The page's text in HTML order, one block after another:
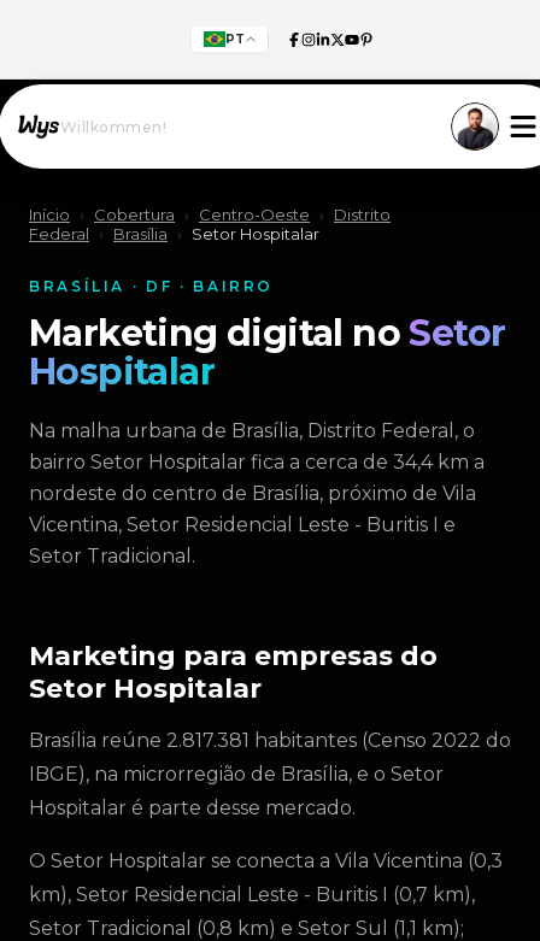
PT
Willkommen!
Início › Cobertura › Centro-Oeste ›
Distrito
Federal
› Brasília › Setor Hospitalar
BRASÍLIA · DF · BAIRRO
Marketing digital noSetor
Hospitalar
Na malha urbana de Brasília, Distrito Federal, o
bairro Setor Hospitalar fica a cerca de 34,4 km a
nordeste do centro de Brasília, próximo de Vila
Vicentina, Setor Residencial Leste - Buritis I e
Setor Tradicional.
Marketing para empresas do
Setor Hospitalar
Brasília reúne 2.817.381 habitantes (Censo 2022 do
IBGE), na microrregião de Brasília, e o Setor
Hospitalar é parte desse mercado.
O Setor Hospitalar se conecta a Vila Vicentina (0,3
km), Setor Residencial Leste - Buritis I (0,7 km),
Setor Tradicional (0,8 km) e Setor Sul (1,1 km);